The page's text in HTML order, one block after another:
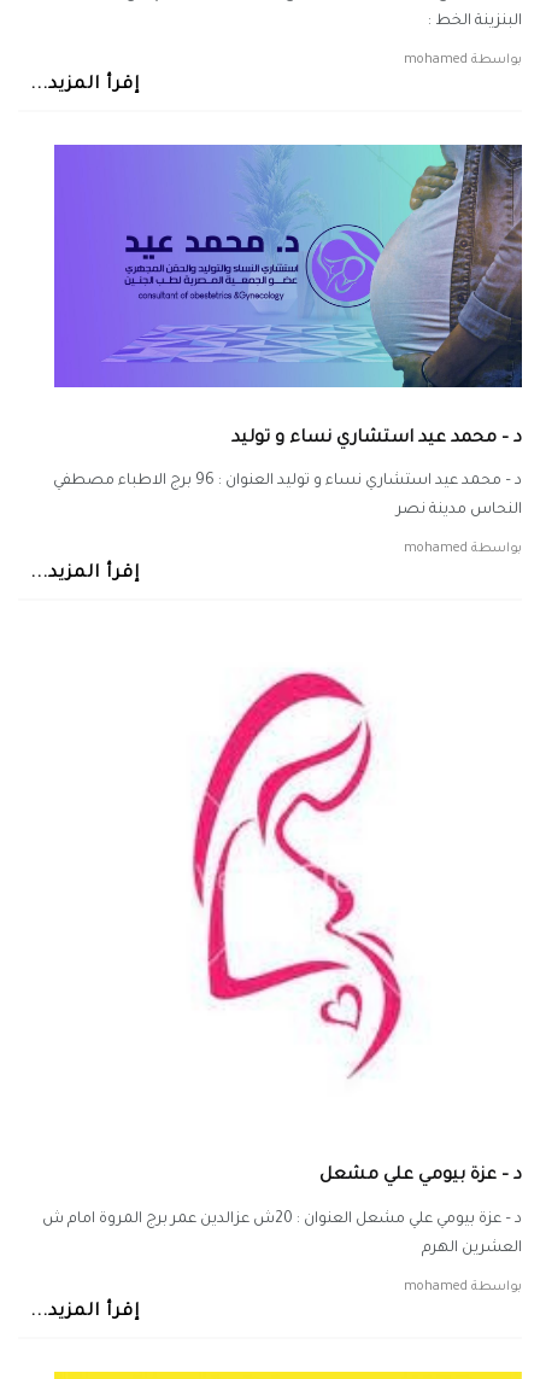
البنزينة الخط :
بواسطة mohamed
إقرأ المزيد...
د – محمد عيد استشاري نساء و توليد
د – محمد عيد استشاري نساء و توليد العنوان : 96 برج الاطباء مصطفي
النحاس مدينة نصر
بواسطة mohamed
إقرأ المزيد...
د – عزة بيومي علي مشعل
د – عزة بيومي علي مشعل العنوان : 20ش عزالدين عمر برج المروة امام ش
العشرين الهرم
بواسطة mohamed
إقرأ المزيد...